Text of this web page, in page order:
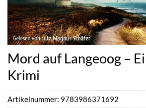
Mord auf Langeoog –
Krimi
Artikelnummer: 9783986371692